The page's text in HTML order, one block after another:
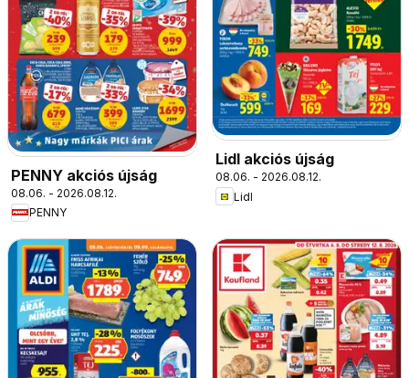
PENNY akciós újság
08.06. - 2026.08.12.
PENNY
Lidl akciós újság
08.06. - 2026.08.12.
Lidl